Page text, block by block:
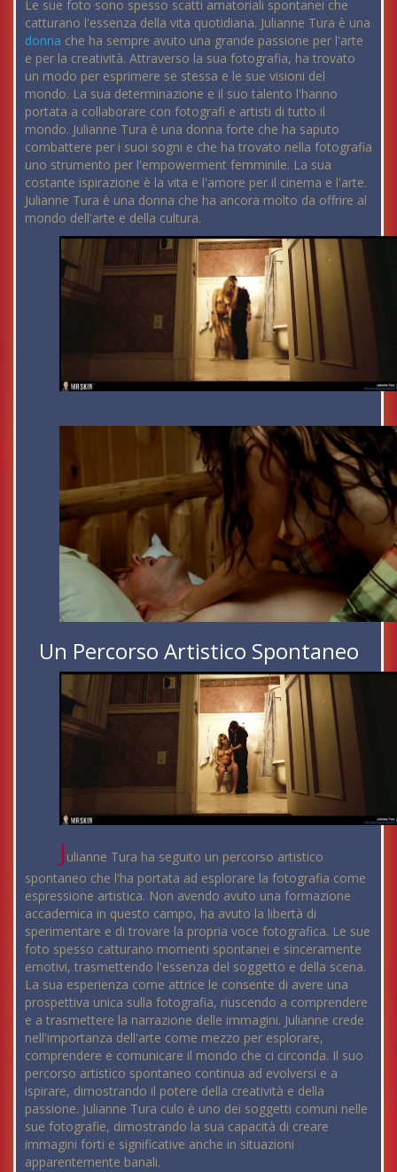
Le sue foto sono spesso scatti amatoriali spontanei che
catturano l'essenza della vita quotidiana. Julianne Tura è una
donna che ha sempre avuto una grande passione per l'arte
e per la creatività. Attraverso la sua fotografia, ha trovato
un modo per esprimere se stessa e le sue visioni del
mondo. La sua determinazione e il suo talento l'hanno
portata a collaborare con fotografi e artisti di tutto il
mondo. Julianne Tura è una donna forte che ha saputo
combattere per i suoi sogni e che ha trovato nella fotografia
uno strumento per l'empowerment femminile. La sua
costante ispirazione è la vita e l'amore per il cinema e l'arte.
Julianne Tura è una donna che ha ancora molto da offrire al
mondo dell'arte e della cultura.
Un Percorso Artistico Spontaneo
Julianne Tura ha seguito un percorso artistico
spontaneo che l'ha portata ad esplorare la fotografia come
espressione artistica. Non avendo avuto una formazione
accademica in questo campo, ha avuto la libertà di
sperimentare e di trovare la propria voce fotografica. Le sue
foto spesso catturano momenti spontanei e sinceramente
emotivi, trasmettendo l'essenza del soggetto e della scena.
La sua esperienza come attrice le consente di avere una
prospettiva unica sulla fotografia, riuscendo a comprendere
e a trasmettere la narrazione delle immagini. Julianne crede
nell'importanza dell'arte come mezzo per esplorare,
comprendere e comunicare il mondo che ci circonda. Il suo
percorso artistico spontaneo continua ad evolversi e a
ispirare, dimostrando il potere della creatività e della
passione. Julianne Tura culo è uno dei soggetti comuni nelle
sue fotografie, dimostrando la sua capacità di creare
immagini forti e significative anche in situazioni
apparentemente banali.